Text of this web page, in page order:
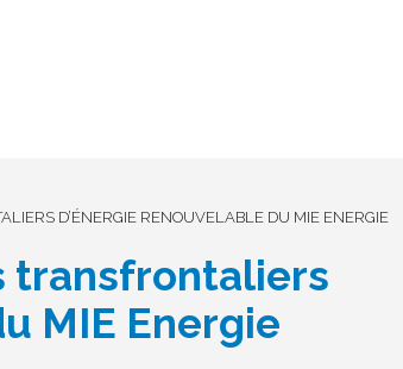
D’ÉNERGIE RENOUVELABLE DU MIE ENERGIE
transfrontaliers
MIE Energie